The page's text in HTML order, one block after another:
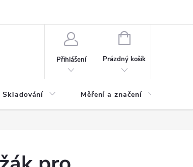
Přihlášení
NÁKUPNÍ
Prázdný košík
Skladování Měření a značení